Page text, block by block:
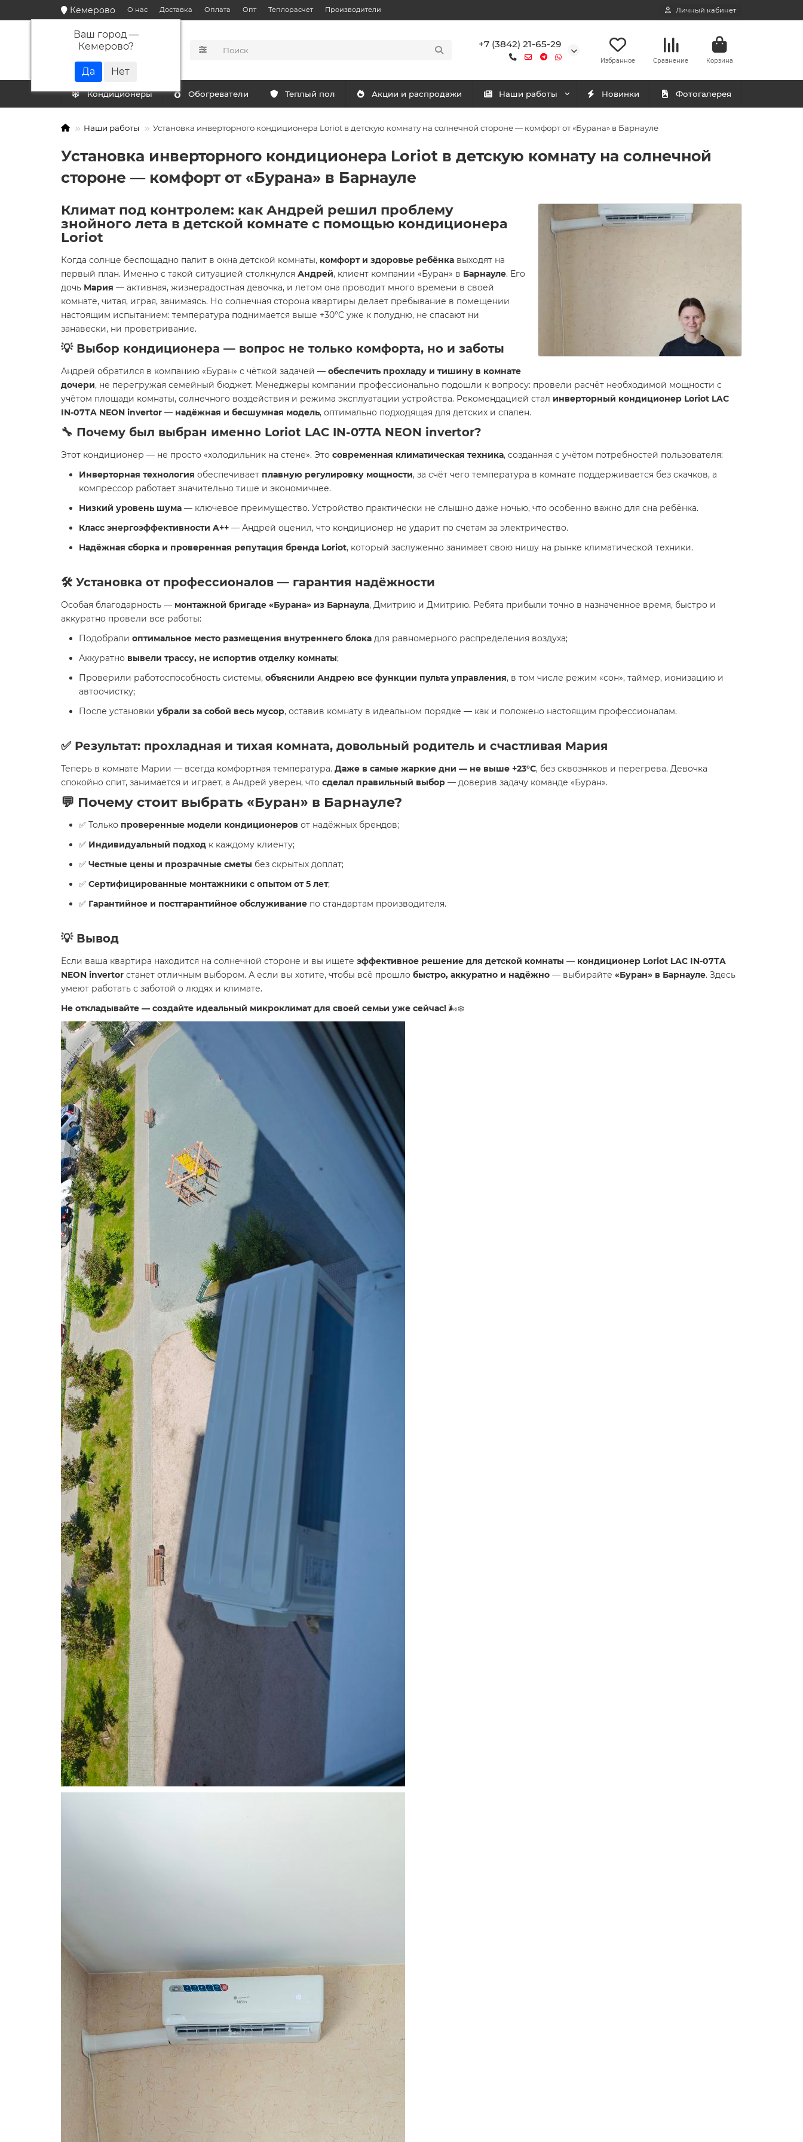
Кемерово
Ваш город —
Кемерово?
О нас Доставка Оплата Опт Теплорасчет Производители Личный кабинет
КАТАЛОГ
+7 (3842) 21-65-29
Избранное Сравнение Корзина
Кондиционеры Обогреватели Теплый пол Акции и распродажи Наши работы Новинки Фотогалерея
Наши работы Установка инверторного кондиционера Loriot в детскую комнату на солнечной стороне — комфорт от «Бурана» в Барнауле
Установка инверторного кондиционера Loriot в детскую комнату на солнечной
стороне — комфорт от «Бурана» в Барнауле
Климат под контролем: как Андрей решил проблему
знойного лета в детской комнате с помощью кондиционера
Loriot
Когда солнце беспощадно палит в окна детской комнаты, комфорт и здоровье ребёнка выходят на
первый план. Именно с такой ситуацией столкнулся Андрей, клиент компании «Буран» в Барнауле. Его
дочь Мария — активная, жизнерадостная девочка, и летом она проводит много времени в своей
комнате, читая, играя, занимаясь. Но солнечная сторона квартиры делает пребывание в помещении
настоящим испытанием: температура поднимается выше +30°C уже к полудню, не спасают ни
занавески, ни проветривание.
💡 Выбор кондиционера — вопрос не только комфорта, но и заботы
Андрей обратился в компанию «Буран» с чёткой задачей — обеспечить прохладу и тишину в комнате
дочери, не перегружая семейный бюджет. Менеджеры компании профессионально подошли к вопросу: провели расчёт необходимой мощности с
учётом площади комнаты, солнечного воздействия и режима эксплуатации устройства. Рекомендацией стал инверторный кондиционер Loriot LAC
IN-07TA NEON invertor — надёжная и бесшумная модель, оптимально подходящая для детских и спален.
🔧 Почему был выбран именно Loriot LAC IN-07TA NEON invertor?
Этот кондиционер — не просто «холодильник на стене». Это современная климатическая техника, созданная с учётом потребностей пользователя:
Инверторная технология обеспечивает плавную регулировку мощности, за счёт чего температура в комнате поддерживается без скачков, а
компрессор работает значительно тише и экономичнее.
Низкий уровень шума — ключевое преимущество. Устройство практически не слышно даже ночью, что особенно важно для сна ребёнка.
Класс энергоэффективности A++ — Андрей оценил, что кондиционер не ударит по счетам за электричество.
Надёжная сборка и проверенная репутация бренда Loriot, который заслуженно занимает свою нишу на рынке климатической техники.
🛠️ Установка от профессионалов — гарантия надёжности
Особая благодарность — монтажной бригаде «Бурана» из Барнаула, Дмитрию и Дмитрию. Ребята прибыли точно в назначенное время, быстро и
аккуратно провели все работы:
Подобрали оптимальное место размещения внутреннего блока для равномерного распределения воздуха;
Аккуратно вывели трассу, не испортив отделку комнаты;
Проверили работоспособность системы, объяснили Андрею все функции пульта управления, в том числе режим «сон», таймер, ионизацию и
автоочистку;
После установки убрали за собой весь мусор, оставив комнату в идеальном порядке — как и положено настоящим профессионалам.
✅ Результат: прохладная и тихая комната, довольный родитель и счастливая Мария
Теперь в комнате Марии — всегда комфортная температура. Даже в самые жаркие дни — не выше +23°C, без сквозняков и перегрева. Девочка
спокойно спит, занимается и играет, а Андрей уверен, что сделал правильный выбор — доверив задачу команде «Буран».
💬 Почему стоит выбрать «Буран» в Барнауле?
✅ Только проверенные модели кондиционеров от надёжных брендов;
✅ Индивидуальный подход к каждому клиенту;
✅ Честные цены и прозрачные сметы без скрытых доплат;
✅ Сертифицированные монтажники с опытом от 5 лет;
✅ Гарантийное и постгарантийное обслуживание по стандартам производителя.
💡 Вывод
Если ваша квартира находится на солнечной стороне и вы ищете эффективное решение для детской комнаты — кондиционер Loriot LAC IN-07TA
NEON invertor станет отличным выбором. А если вы хотите, чтобы всё прошло быстро, аккуратно и надёжно — выбирайте «Буран» в Барнауле. Здесь
умеют работать с заботой о людях и климате.
Не откладывайте — создайте идеальный микроклимат для своей семьи уже сейчас! 🌬️❄️